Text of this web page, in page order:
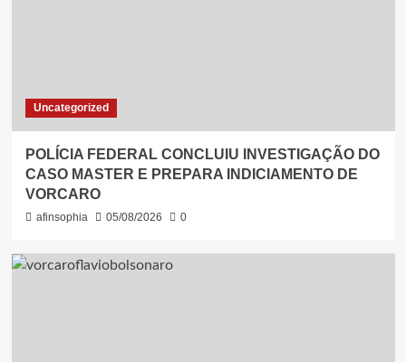
Uncategorized
POLÍCIA FEDERAL CONCLUIU INVESTIGAÇÃO DO
CASO MASTER E PREPARA INDICIAMENTO DE
VORCARO
afinsophia 05/08/2026 0